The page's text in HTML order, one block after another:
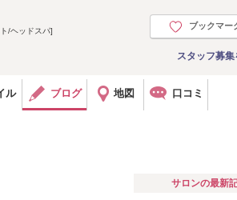
ブックマー
スタッフ募集
/ヘッドスパ]
ル ブログ 地図 口コミ
サロンの最新